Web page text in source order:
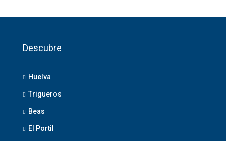
Descubre
Huelva
Trigueros
Beas
El Portil